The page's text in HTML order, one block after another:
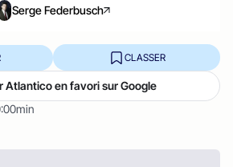
Serge Federbusch
CLASSER
Atlantico en favori sur Google